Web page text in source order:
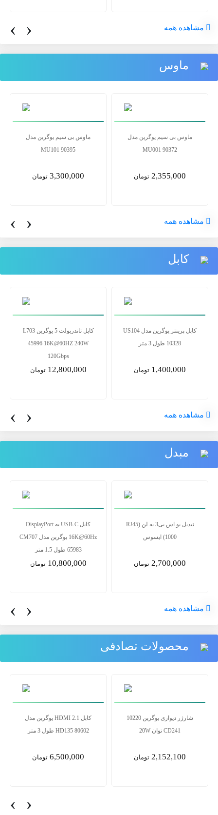
‹ › مشاهده همه
ماوس
ماوس بی سیم یوگرین مدل
MU101 90395
3,300,000 تومان
ماوس بی سیم یوگرین مدل
MU001 90372
2,355,000 تومان
‹ › مشاهده همه
کابل
کابل تاندربولت 5 یوگرین L703
45996 16K@60HZ 240W
120Gbps
12,800,000 تومان
کابل پرینتر یوگرین مدل US104
10328 طول 3 متر
1,400,000 تومان
‹ › مشاهده همه
مبدل
کابل USB-C به DisplayPort
16K@60Hz یوگرین مدل CM707
65983 طول 1.5 متر
10,800,000 تومان
تبدیل یو اس بی3 به لن RJ45)
1000) ایسوس
2,700,000 تومان
‹ › مشاهده همه
محصولات تصادفی
کابل 2.1 HDMI یوگرین مدل
HD135 80602 طول 3 متر
6,500,000 تومان
شارژر دیواری یوگرین 10220
CD241 توان 20W
2,152,100 تومان
‹ ›